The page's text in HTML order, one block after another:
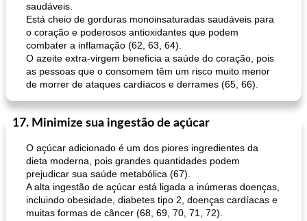
saudáveis.
Está cheio de gorduras monoinsaturadas saudáveis ​​para
o coração e poderosos antioxidantes que podem
combater a inflamação (62, 63, 64).
O azeite extra-virgem beneficia a saúde do coração, pois
as pessoas que o consomem têm um risco muito menor
de morrer de ataques cardíacos e derrames (65, 66).
17. Minimize sua ingestão de açúcar
O açúcar adicionado é um dos piores ingredientes da
dieta moderna, pois grandes quantidades podem
prejudicar sua saúde metabólica (67).
A alta ingestão de açúcar está ligada a inúmeras doenças,
incluindo obesidade, diabetes tipo 2, doenças cardíacas e
muitas formas de câncer (68, 69, 70, 71, 72).